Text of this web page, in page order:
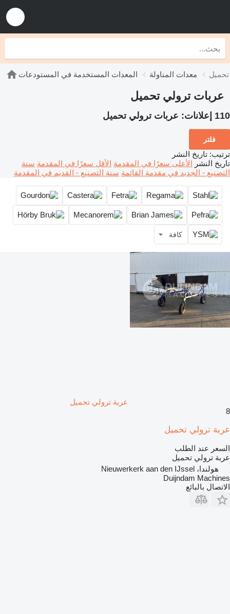
المعدات المستخدمة في المستودعات معدات المناولة
عربات ترولي تحميل
110 إعلانات: عربات ترولي تحميل
فلتر
ترتيب: تاريخ النشر
تاريخ النشر الأعلى سعرًا في المقدمة الأقل سعرًا في المقدمة سنة
التصنيع - الجديد في مقدمة القائمة سنة التصنيع - القديم في المقدمة
كافة
عربة ترولي تحميل
8
عربة ترولي تحميل
السعر عند الطلب
عربة ترولي تحميل
هولندا، Nieuwerkerk aan den IJssel
Duijndam Machines
الاتصال بالبائع